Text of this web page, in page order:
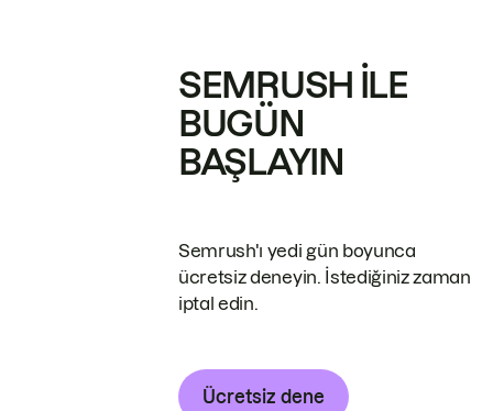
SEMRUSH ILE
BUGÜN
BAŞLAYIN
Semrush'ı yedi gün boyunca
ücretsiz deneyin. İstediğiniz zaman
iptal edin.
Ücretsiz dene